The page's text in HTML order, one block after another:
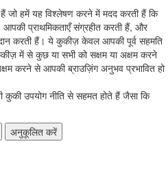
जो हमें यह विश्लेषण करने में मदद करती हैं कि
प्राथमिकताएँ संग्रहीत करती हैं, और
करती हैं। ये कुकीज़ केवल आपकी पूर्व सहमति
में से कुछ या सभी को सक्षम या अक्षम करने
करने से आपकी ब्राउज़िंग अनुभव प्रभावित हो
उपयोग नीति से सहमत होते हैं जैसा कि
अनुकूलित करें